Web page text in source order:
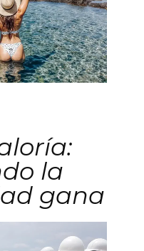
la
gana